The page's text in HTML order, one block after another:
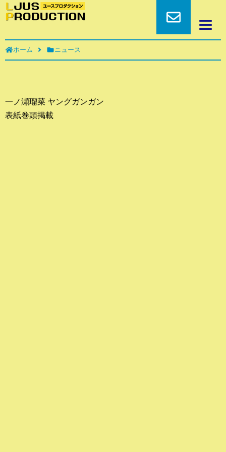
ホーム ニュース
一ノ瀬瑠菜 ヤングガンガン
表紙巻頭掲載